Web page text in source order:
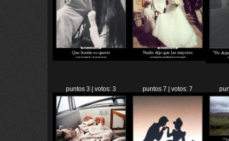
puntos 3 | votos: 3 puntos 7 | votos: 7